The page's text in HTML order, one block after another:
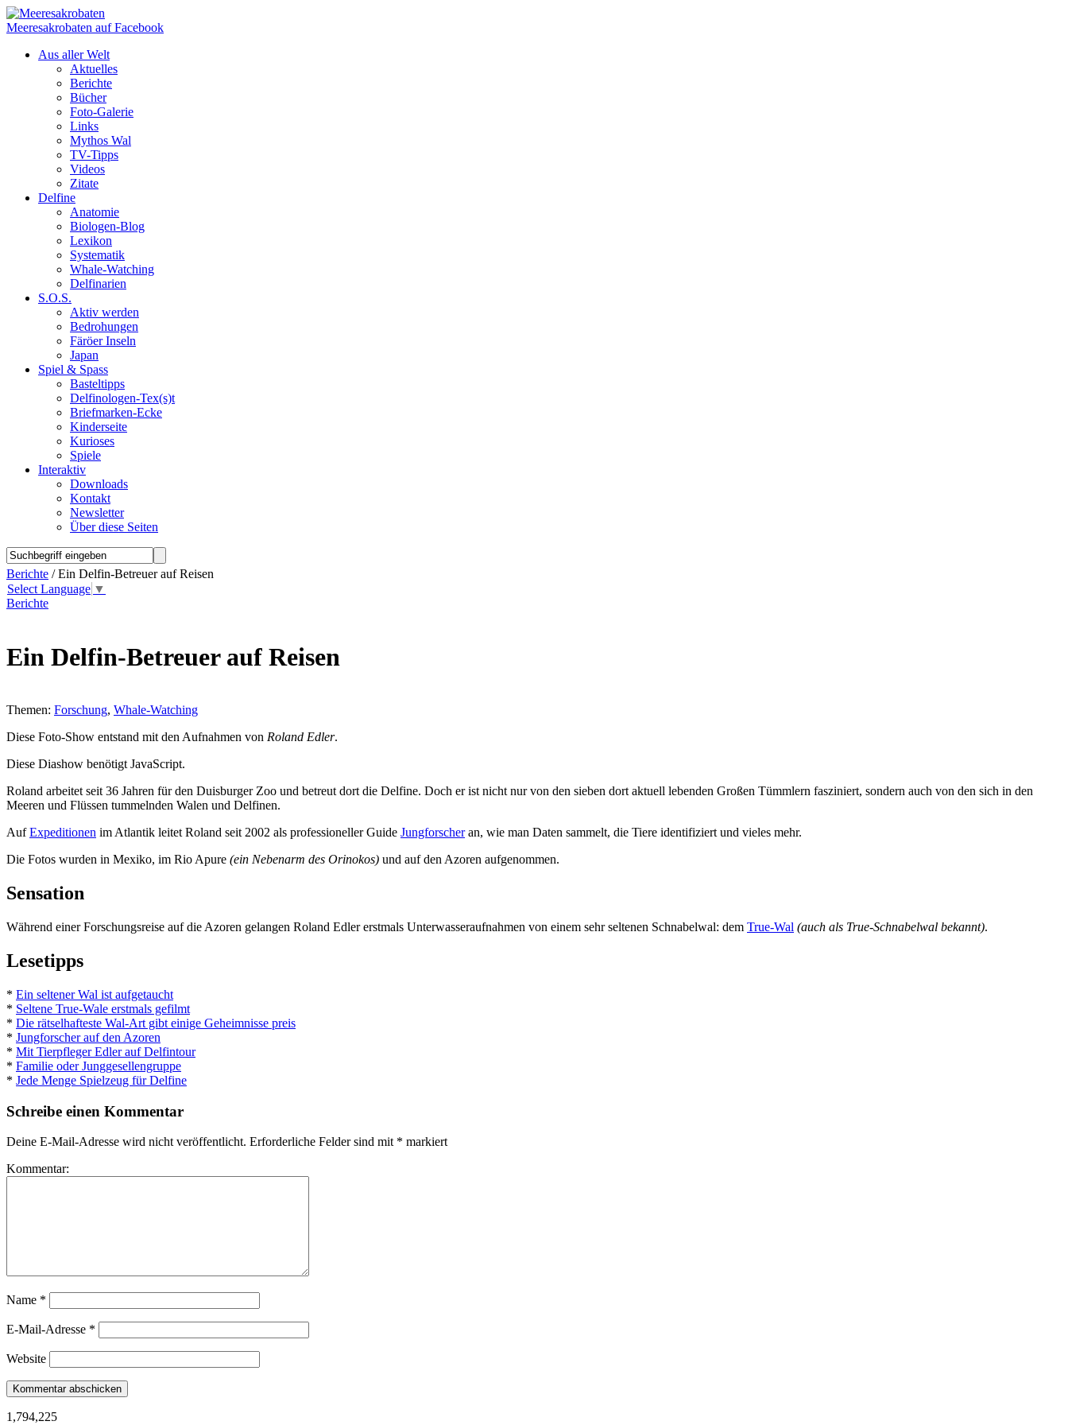
Meeresakrobaten auf Facebook
Aus aller Welt
Aktuelles
Berichte
Bücher
Foto-Galerie
Links
Mythos Wal
TV-Tipps
Videos
Zitate
Delfine
Anatomie
Biologen-Blog
Lexikon
Systematik
Whale-Watching
Delfinarien
S.O.S.
Aktiv werden
Bedrohungen
Färöer Inseln
Japan
Spiel & Spass
Basteltipps
Delfinologen-Tex(s)t
Briefmarken-Ecke
Kinderseite
Kurioses
Spiele
Interaktiv
Downloads
Kontakt
Newsletter
Über diese Seiten
Berichte / Ein Delfin-Betreuer auf Reisen
Select Language ▼
Berichte
Ein Delfin-Betreuer auf Reisen
Themen: Forschung, Whale-Watching
Diese Foto-Show entstand mit den Aufnahmen von Roland Edler.
Diese Diashow benötigt JavaScript.
Roland arbeitet seit 36 Jahren für den Duisburger Zoo und betreut dort die Delfine. Doch er ist nicht nur von den sieben dort aktuell lebenden Großen Tümmlern fasziniert, sondern auch von den sich in den
Meeren und Flüssen tummelnden Walen und Delfinen.
AufExpeditionen im Atlantik leitet Roland seit 2002 als professioneller Guide Jungforscheran, wie man Daten sammelt, die Tiere identifiziert und vieles mehr.
Die Fotos wurden in Mexiko, im Rio Apure (ein Nebenarm des Orinokos) und auf den Azoren aufgenommen.
Sensation
Während einer Forschungsreise auf die Azoren gelangen Roland Edler erstmals Unterwasseraufnahmen von einem sehr seltenen Schnabelwal: dem True-Wal (auch als True-Schnabelwal bekannt).
Lesetipps
* Ein seltener Wal ist aufgetaucht
* Seltene True-Wale erstmals gefilmt
* Die rätselhafteste Wal-Art gibt einige Geheimnisse preis
* Jungforscher auf den Azoren
* Mit Tierpfleger Edler auf Delfintour
* Familie oder Junggesellengruppe
* Jede Menge Spielzeug für Delfine
Schreibe einen Kommentar
Deine E-Mail-Adresse wird nicht veröffentlicht. Erforderliche Felder sind mit * markiert
Kommentar:
Name *
E-Mail-Adresse *
Website
1,794,225